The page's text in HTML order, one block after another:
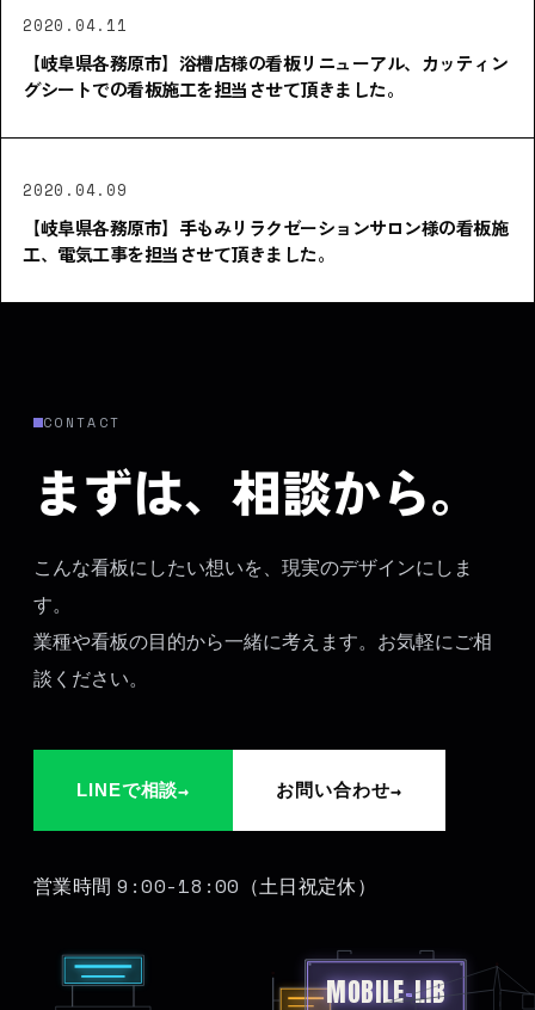
2020.04.11
【岐阜県各務原市】浴槽店様の看板リニューアル、カッティン
グシートでの看板施工を担当させて頂きました。
2020.04.09
【岐阜県各務原市】手もみリラクゼーションサロン様の看板施
工、電気工事を担当させて頂きました。
CONTACT
まずは、相談から。
こんな看板にしたい想いを、現実のデザインにしま
す。
業種や看板の目的から一緒に考えます。お気軽にご相
談ください。
LINEで相談→ お問い合わせ→
営業時間 9:00-18:00 （土日祝定休）
MOBILE-LIB